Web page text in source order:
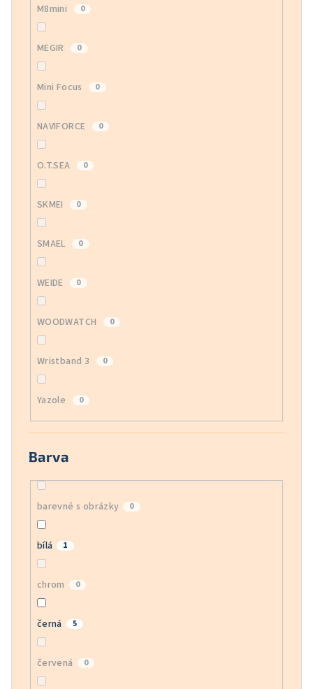
M8mini 0
MEGIR 0
Mini Focus 0
NAVIFORCE 0
O.T.SEA 0
SKMEI 0
SMAEL 0
WEIDE 0
WOODWATCH 0
Wristband 3 0
Yazole 0
Barva
barevné s obrázky 0
bílá 1
chrom 0
černá 5
červená 0